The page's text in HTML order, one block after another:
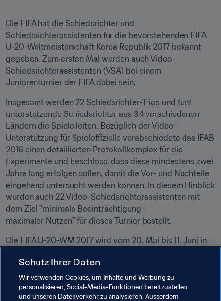
Die FIFA hat die Schiedsrichter und
Schiedsrichterassistenten für die bevorstehenden FIFA
U-20-Weltmeisterschaft Korea Republik 2017 bekannt
gegeben. Zum ersten Mal werden auch Video-
Schiedsrichterassistenten (VSA) bei einem
Juniorenturnier der FIFA dabei sein.
Insgesamt werden 22 Schiedsrichter-Trios und fünf
unterstützende Schiedsrichter aus 34 verschiedenen
Ländern die Spiele leiten. Bezüglich der Video-
Unterstützung für Spieloffizielle verabschiedete das IFAB
2016 einen detaillierten Protokollkomplex für die
Experimente und beschloss, dass diese mindestens zwei
Jahre lang erfolgen sollen, damit die Vor- und Nachteile
eingehend untersucht werden können. In diesem Hinblick
wurden auch 22 Video-Schiedsrichterassistenten mit
dem Ziel "minimale Beeinträchtigung -
maximaler Nutzen" für dieses Turnier bestellt.
Die FIFA U-20-WM 2017 wird vom 20. Mai bis 11. Juni in
und Suwon ausgetragen. Das Finale findet am 11. Juni im
Suwon World Cup Stadium statt.
Die vollständige Liste der Schiedsrichter und
Schutz Ihrer Daten
Wir verwenden Cookies, um Inhalte und Werbung zu
personalisieren, Social-Media-Funktionen bereitzustellen
und unseren Datenverkehr zu analysieren. Ausserdem